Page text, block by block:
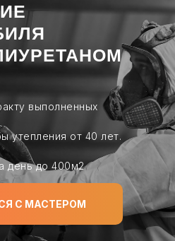
А-
выполненных
утепления от 40 лет.
день до 400м2
С МАСТЕРОМ